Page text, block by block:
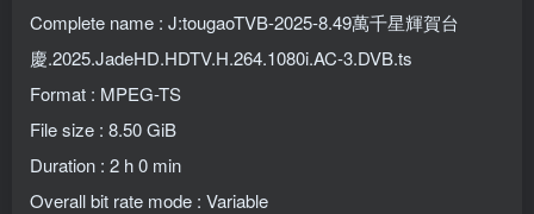
Complete name : J:tougaoTVB-2025-8.49萬千星輝賀台
慶.2025.JadeHD.HDTV.H.264.1080i.AC-3.DVB.ts
Format : MPEG-TS
File size : 8.50 GiB
Duration : 2 h 0 min
Overall bit rate mode : Variable